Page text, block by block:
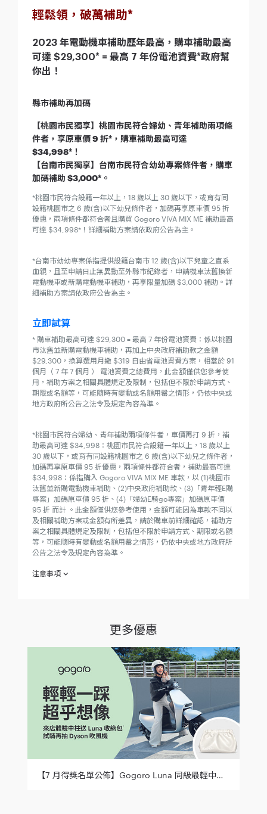
輕鬆領，破萬補助*
2023 年電動機車補助歷年最高，購車補助最高
可達 $29,300* = 最高 7 年份電池資費*政府幫
你出！
縣市補助再加碼
【桃園市民獨享】桃園市民符合婦幼、青年補助兩項條
件者，享原車價 9 折*，購車補助最高可達
$34,998*！
【台南市民獨享】台南市民符合幼幼專案條件者，購車
加碼補助 $3,000*。
*桃園市民符合設籍一年以上，18 歲以上 30 歲以下，或育有同
設籍桃園市之 6 歲(含)以下幼兒條件者，加碼再享原車價 95 折
優惠，兩項條件都符合者且購買 Gogoro VIVA MIX ME 補助最高
可達 $34,998*！詳細補助方案請依政府公告為主。
*台南市幼幼專案係指提供設籍台南市 12 歲(含)以下兒童之直系
血親，且至申請日止無異動至外縣市紀錄者，申請機車汰舊換新
電動機車或新購電動機車補助，再享限量加碼 $3,000 補助。詳
細補助方案請依政府公告為主。
立即試算
* 購車補助最高可達 $29,300 = 最高 7 年份電池資費：係以桃園
市汰舊並新購電動機車補助，再加上中央政府補助款之金額
$29,300，換算選用月繳 $319 自由省電池資費方案，相當於 91
個月（ 7 年 7 個月 ） 電池資費之總費用，此金額僅供您參考使
用，補助方案之相關具體規定及限制，包括但不限於申請方式、
期限或名額等，可能隨時有變動或名額用罄之情形，仍依中央或
地方政府所公告之法令及規定內容為準。
*桃園市民符合婦幼、青年補助兩項條件者，車價再打 9 折，補
助最高可達 $34,998：桃園市民符合設籍一年以上，18 歲以上
30 歲以下，或育有同設籍桃園市之 6 歲(含)以下幼兒之條件者，
加碼再享原車價 95 折優惠，兩項條件都符合者，補助最高可達
$34,998：係指購入 Gogoro VIVA MIX ME 車款，以 (1)桃園市
汰舊並新購電動機車補助、(2)中央政府補助款、(3)「青年輕E購
專案」加碼原車價 95 折、(4)「婦幼E騎go專案」加碼原車價
95 折 而計 。此金額僅供您參考使用，金額可能因為車款不同以
及相關補助方案或金額有所差異，請於購車前詳細確認，補助方
案之相關具體規定及限制，包括但不限於申請方式、期限或名額
等，可能隨時有變動或名額用罄之情形，仍依中央或地方政府所
公告之法令及規定內容為準。
注意事項
「參加人」）於參加之同時，即視為同意接受本注意事項之規
範；如不同意本注意事項之全部或一部份，請勿參加本專案。
西元（下同）2023年 7 月 31 日至 2023年 8 月 31 日 止 (下
稱「活動期間」)至睿能創意營銷股份有限公司（下稱
「Gogoro」） 直營、加盟活動門市賞車參加「剛剛好默契
考驗」，答對超過 3 題（含 3 題）即可兌換賞車禮「冰GO
抽獎券」。抽獎券數量有限，贈完為止，每人限兌領一張，
限本人領取不得代領。發送方式依 Gogoro 全台各門市實際
發送狀況為準。
西元（下同）2023年 8 月 11 日至 2023年 8 月 20 日 止 (下
稱「活動期間」)至睿能創意營銷股份有限公司（下稱
「Gogoro」） 直營、加盟活動門市賞車參加「情侶默契大
考驗」，兩人連續答對或答錯 10 題，即可兌換贈品「雙人
電影票一組」。贈品數量有限，贈完為止，每人限兌領一
組，限本人領取不得代領。發送方式依 Gogoro 全台各門市
實際發送狀況為準。
抽獎獎項： 「IQ Perfetto 萬元吹風機（市價 $12,800) 1
更多優惠
【7 月得獎名單公佈】Gogoro Luna 同級最輕中柱等你來試試！來店賞車就送限量收納包，試乘再抽 Dyson 吹風機！